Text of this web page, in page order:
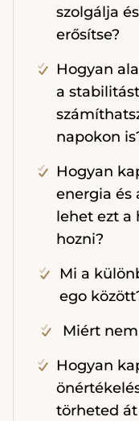
szolgálja
erősítse?
Hogyan
a
napokon
Hogyan
energia és
lehet ezt a
hozni?
Mi a
ego
Miért nem
Hogyan
törheted